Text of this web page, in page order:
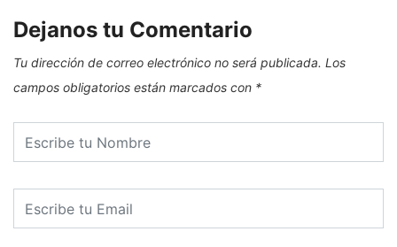
Dejanos tu Comentario
Tu dirección de correo electrónico no será publicada. Los
campos obligatorios están marcados con *